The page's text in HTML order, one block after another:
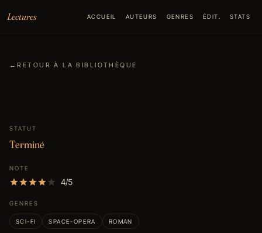
Lectures
ACCUEIL AUTEURS GENRES ÉDIT. STATS
←RETOUR À LA BIBLIOTHÈQUE
STATUT
Terminé
NOTE
4/5
GENRES
SCI-FI SPACE-OPERA ROMAN